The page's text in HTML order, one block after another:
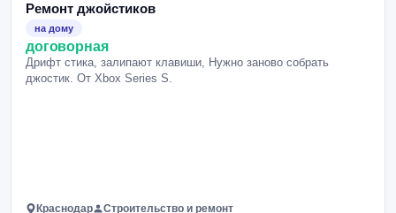
Ремонт джойстиков
на дому
договорная
Дрифт стика, залипают клавиши, Нужно заново собрать
джостик. От Xbox Series S.
Краснодар Строительство и ремонт